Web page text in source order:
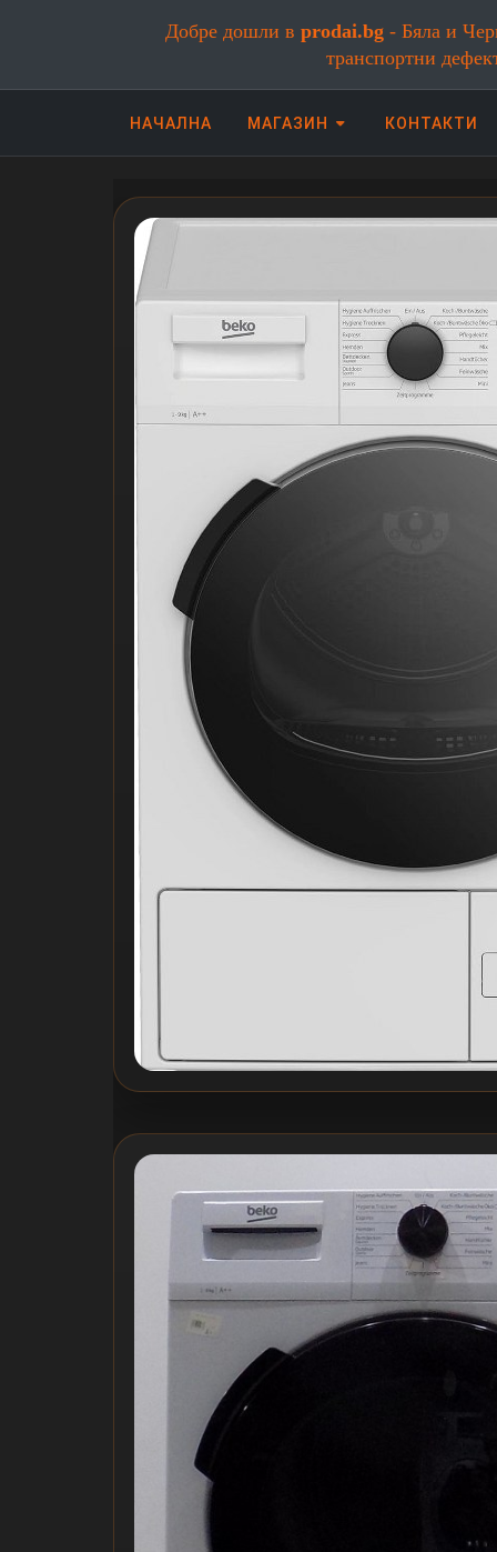
Добре дошли вprodai.bg - Бяла и
транспортни
НАЧАЛНА МАГАЗИН КОНТАКТИ